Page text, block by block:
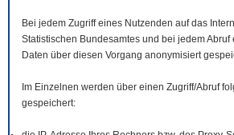
Bei jedem Zugriff eines Nutzenden auf das
Statistischen Bundesamtes und bei jedem Abruf
Daten über diesen Vorgang anonymisiert
Im Einzelnen werden über einen Zugriff/Abruf
gespeichert: